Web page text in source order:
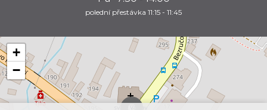
polední přestávka 11:15 - 11:45
+
−